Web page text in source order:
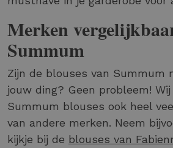
Merken
Summum
Zijn de blouses van Summum
jouw ding? Geen probleem!
Summum blouses ook heel
van andere merken. Neem
kijkje bij de blouses van